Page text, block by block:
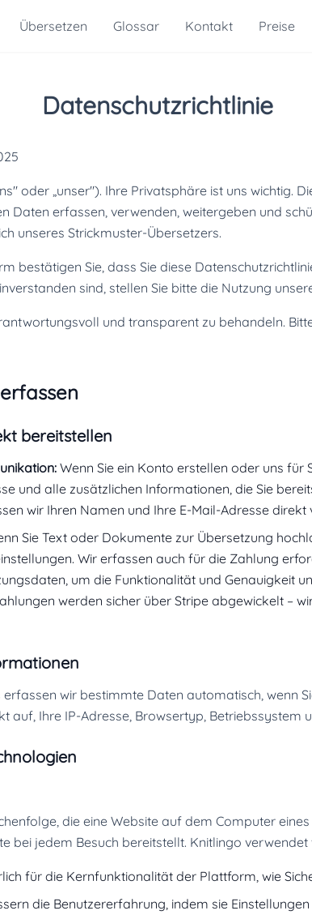
Übersetzen Glossar Kontakt Preise
Datenschutzrichtlinie
oder „unser"). Ihre Privatsphäre ist uns wichtig.
Daten erfassen, verwenden, weitergeben und
unseres Strickmuster-Übersetzers.
bestätigen Sie, dass Sie diese
sind, stellen Sie bitte die Nutzung
und transparent zu behandeln.
bereitstellen
Wenn Sie ein Konto erstellen oder uns für
und alle zusätzlichen Informationen, die Sie
wir Ihren Namen und Ihre E-Mail-Adresse direkt
Sie Text oder Dokumente zur Übersetzung
Wir erfassen auch für die Zahlung
um die Funktionalität und Genauigkeit
werden sicher über Stripe abgewickelt –
wir bestimmte Daten automatisch, wenn
auf, Ihre IP-Adresse, Browsertyp, Betriebssystem
die eine Website auf dem Computer
bei jedem Besuch bereitstellt. Knitlingo
für die Kernfunktionalität der Plattform, wie
die Benutzererfahrung, indem sie